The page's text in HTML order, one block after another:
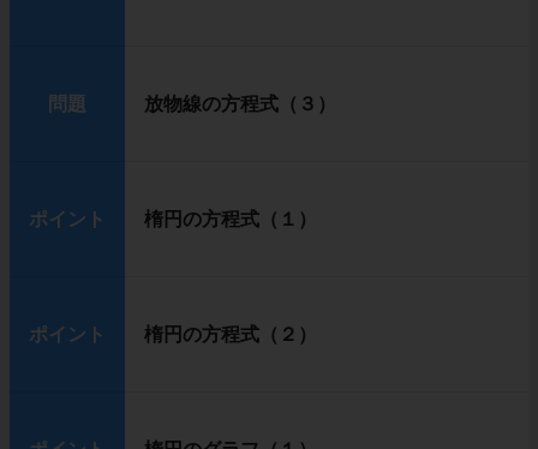
問題 放物線の方程式（３）
ポイント 楕円の方程式（１）
ポイント 楕円の方程式（２）